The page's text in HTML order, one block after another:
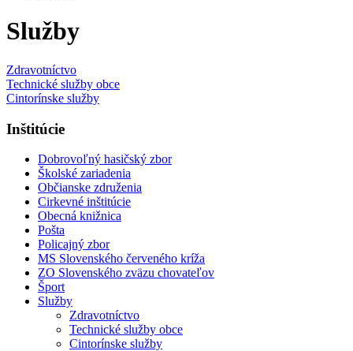
Služby
Zdravotníctvo
Technické služby obce
Cintorínske služby
Inštitúcie
Dobrovoľný hasičský zbor
Školské zariadenia
Občianske združenia
Cirkevné inštitúcie
Obecná knižnica
Pošta
Policajný zbor
MS Slovenského červeného kríža
ZO Slovenského zväzu chovateľov
Šport
Služby
Zdravotníctvo
Technické služby obce
Cintorínske služby